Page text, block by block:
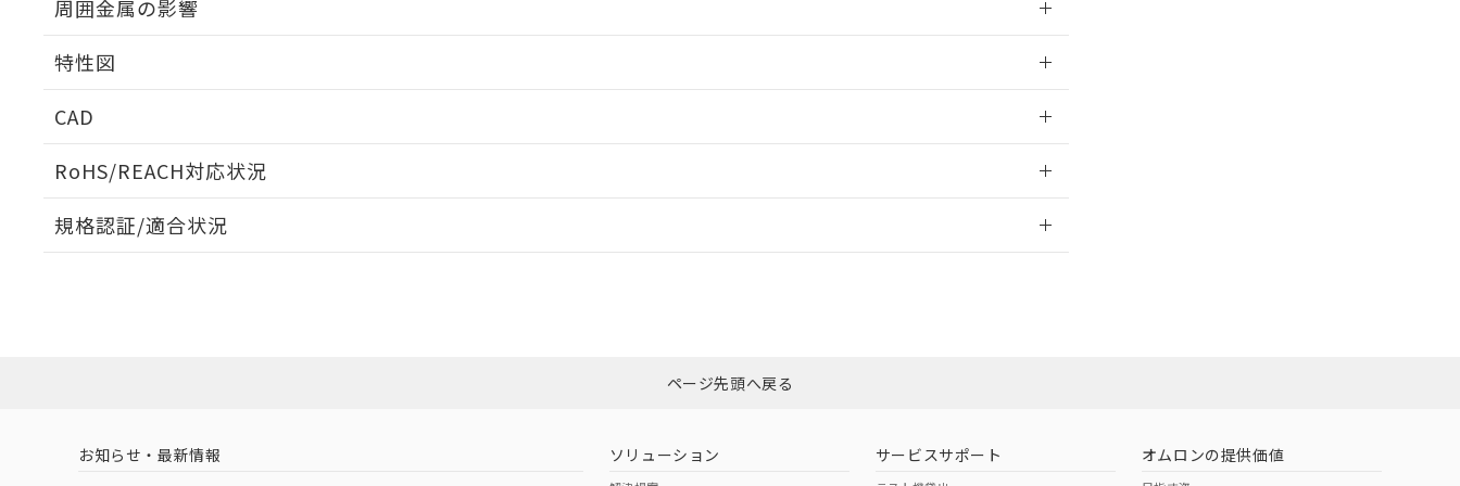
周囲金属の影響
特性図
CAD
RoHS/REACH対応状況
EU RoHS 注意事項・凡例
ダウンロードはこちら
中国 RoHS 注意事項・凡例
規格認証/適合状況
（イギリス
（ノルウェー
（日本
（アメリカ
ページ先頭へ戻る
お知らせ・最新情報 ソリューション サービスサポート オムロンの提供価値